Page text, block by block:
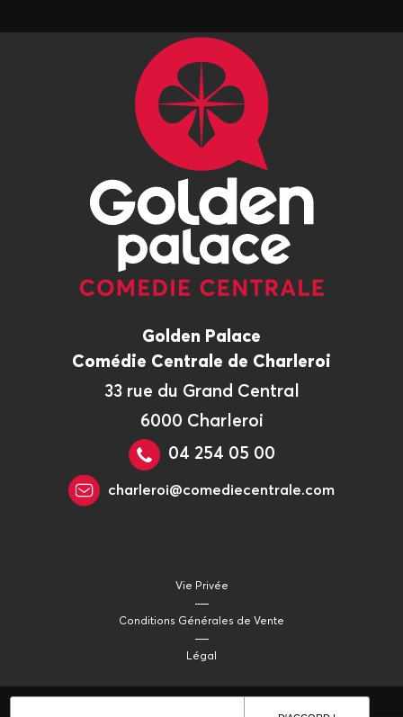
Golden Palace
Comédie Centrale de Charleroi
33 rue du Grand Central
6000 Charleroi
04 254 05 00
charleroi@comediecentrale.com
Vie Privée
Conditions Générales de Vente
Légal